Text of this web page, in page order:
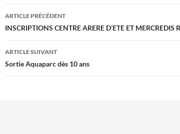
Navigation
des
articles
ARTICLE PRÉCÉDENT
INSCRIPTIONS CENTRE ARERE D’ETE ET MERCREDIS
ARTICLE SUIVANT
Sortie Aquaparc dès 10 ans